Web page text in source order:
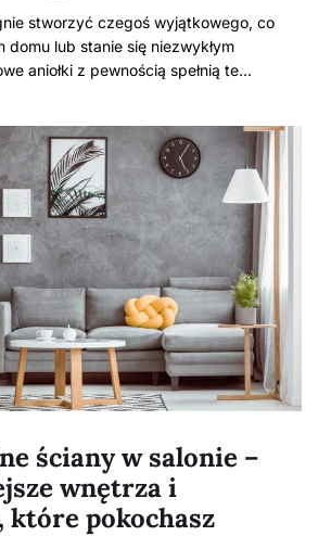
stworzyć czegoś wyjątkowego, co
domu lub stanie się niezwykłym
aniołki z pewnością spełnią te…
ściany w salonie –
wnętrza i
które pokochasz